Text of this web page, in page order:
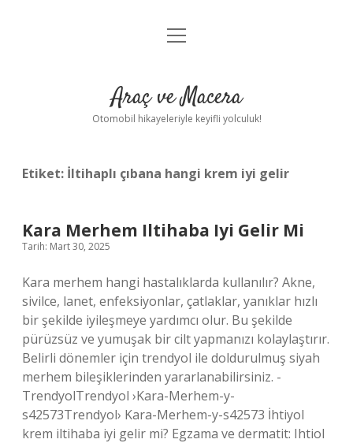
Anasayfa
Yasal Uyarı
menüyü
Araç ve Macera
Otomobil hikayeleriyle keyifli yolculuk!
Etiket: İltihaplı çıbana hangi krem iyi gelir
Kara Merhem Iltihaba Iyi Gelir Mi
Tarih: Mart 30, 2025
Kara merhem hangi hastalıklarda kullanılır? Akne,
sivilce, lanet, enfeksiyonlar, çatlaklar, yanıklar hızlı
bir şekilde iyileşmeye yardımcı olur. Bu şekilde
pürüzsüz ve yumuşak bir cilt yapmanızı kolaylaştırır.
Belirli dönemler için trendyol ile doldurulmuş siyah
merhem bileşiklerinden yararlanabilirsiniz. -
TrendyolTrendyol ›Kara-Merhem-y-
s42573Trendyol› Kara-Merhem-y-s42573 İhtiyol
krem iltihaba iyi gelir mi? Egzama ve dermatit: Ihtiol